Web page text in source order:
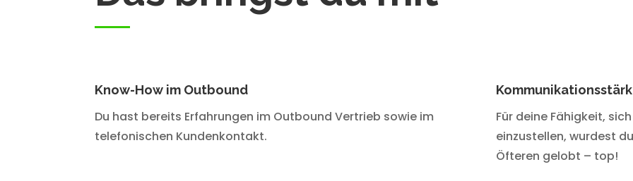
Know-How im Outbound
Du hast bereits Erfahrungen im Outbound Vertrieb sowie im
telefonischen Kundenkontakt.
Für deine Fähigkeit,
einzustellen, wurdest
Öfteren gelobt – top!